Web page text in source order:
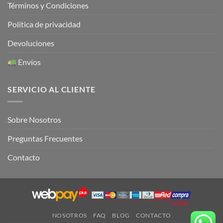
Términos y Condiciones
Política de privacidad
Devoluciones
Envíos
SERVICIO AL CLIENTE
Sobre Nosotros
Preguntas Frecuentes
Contacto
NOSOTROS FAQ BLOG CONTACTO